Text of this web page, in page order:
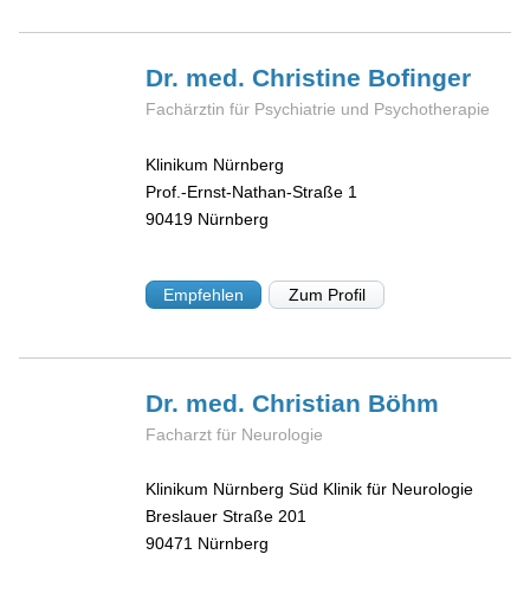
Dr. med. Christine Bofinger
Fachärztin für Psychiatrie und Psychotherapie
Klinikum Nürnberg
Prof.-Ernst-Nathan-Straße 1
90419 Nürnberg
Empfehlen Zum Profil
Dr. med. Christian Böhm
Facharzt für Neurologie
Klinikum Nürnberg Süd Klinik für Neurologie
Breslauer Straße 201
90471 Nürnberg